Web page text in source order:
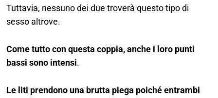
Tuttavia, nessuno dei due troverà questo tipo di
sesso altrove.
Come tutto con questa coppia, anche i loro punti
bassi sono intensi.
Le liti prendono una brutta piega poiché entrambi